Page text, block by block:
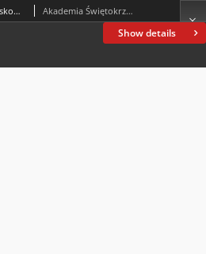
Show details
Głos Akademicki : pismo środowiskowe Akademii Świętokrzyskiej im. Jana Kochanowskiego w Kielcach. 2004, R. XI, nr 4 (43) : grudzień 2004 Akademia Świętokrzyska im. Jana Kochanowskiego (Kielce)